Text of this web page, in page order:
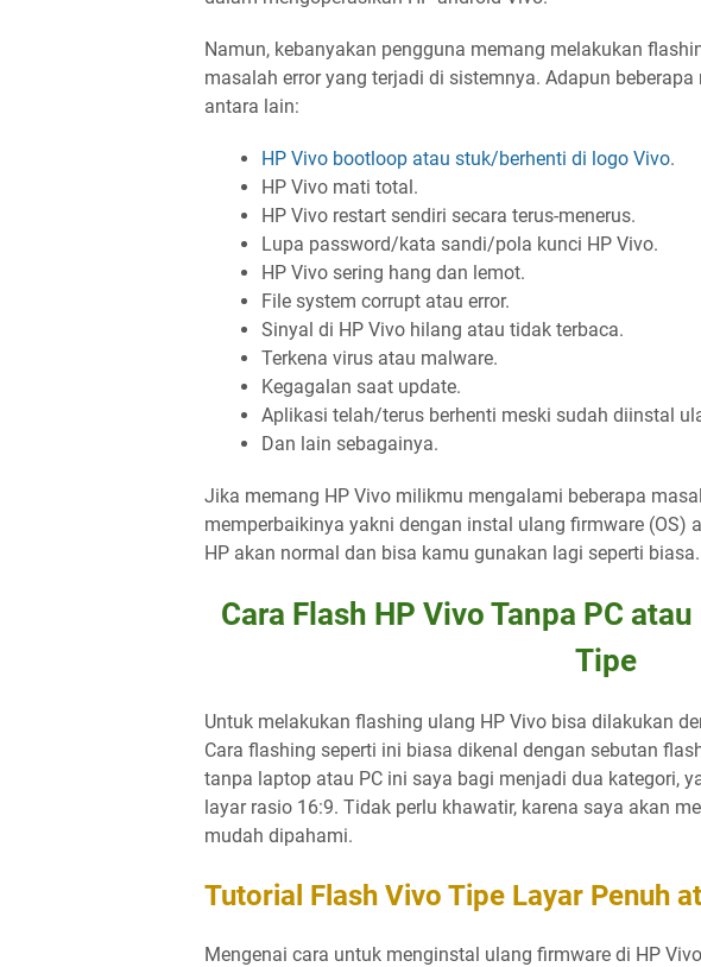
Namun, kebanyakan pengguna memang melakukan
masalah error yang terjadi di sistemnya. Adapun
antara lain:
HP Vivo bootloop atau stuk/berhenti di logo Vivo.
HP Vivo mati total.
HP Vivo restart sendiri secara terus-menerus.
Lupa password/kata sandi/pola kunci HP Vivo.
HP Vivo sering hang dan lemot.
File system corrupt atau error.
Sinyal di HP Vivo hilang atau tidak terbaca.
Terkena virus atau malware.
Kegagalan saat update.
Aplikasi telah/terus berhenti meski sudah diinstal
Dan lain sebagainya.
Jika memang HP Vivo milikmu mengalami beberapa
memperbaikinya yakni dengan instal ulang firmware (OS)
HP akan normal dan bisa kamu gunakan lagi seperti biasa.
Cara Flash HP Vivo Tanpa PC
Tipe
Untuk melakukan flashing ulang HP Vivo bisa dilakukan
Cara flashing seperti ini biasa dikenal dengan sebutan
tanpa laptop atau PC ini saya bagi menjadi dua kategori,
layar rasio 16:9. Tidak perlu khawatir, karena saya akan
mudah dipahami.
Tutorial Flash Vivo Tipe Layar Penuh
Mengenai cara untuk menginstal ulang firmware di HP